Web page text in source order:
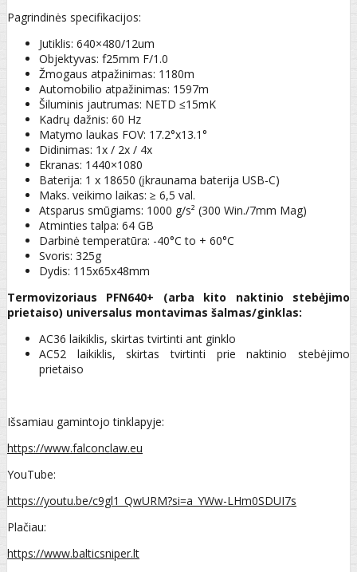
Pagrindinės specifikacijos:
Jutiklis: 640×480/12um
Objektyvas: f25mm F/1.0
Žmogaus atpažinimas: 1180m
Automobilio atpažinimas: 1597m
Šiluminis jautrumas: NETD ≤15mK
Kadrų dažnis: 60 Hz
Matymo laukas FOV: 17.2°x13.1°
Didinimas: 1x / 2x / 4x
Ekranas: 1440×1080
Baterija: 1 x 18650 (įkraunama baterija USB-C)
Maks. veikimo laikas: ≥ 6,5 val.
Atsparus smūgiams: 1000 g/s² (300 Win./7mm Mag)
Atminties talpa: 64 GB
Darbinė temperatūra: -40°C to + 60°C
Svoris: 325g
Dydis: 115x65x48mm
Termovizoriaus PFN640+ (arba kito naktinio stebėjimo
prietaiso) universalus montavimas šalmas/ginklas:
AC36 laikiklis, skirtas tvirtinti ant ginklo
AC52 laikiklis, skirtas tvirtinti prie naktinio stebėjimo
prietaiso
Išsamiau gamintojo tinklapyje:
https://www.falconclaw.eu
YouTube:
https://youtu.be/c9gl1_QwURM?si=a_YWw-LHm0SDUI7s
Plačiau:
https://www.balticsniper.lt